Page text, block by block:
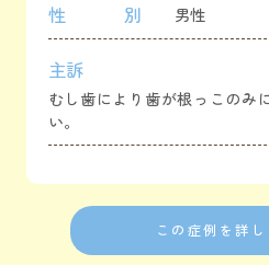
性別 男性
主訴
むし歯により歯が根っこのみ
い。
この症例を詳